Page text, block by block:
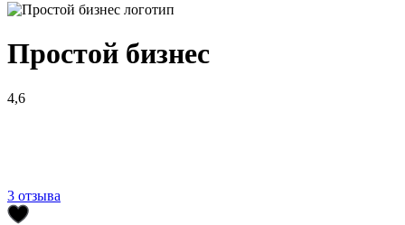
Простой бизнес
4,6
3 отзыва